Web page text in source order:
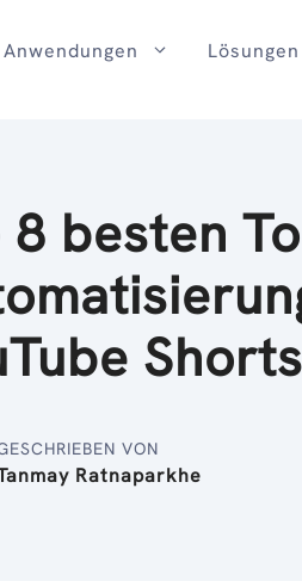
Anwendungen Lösungen
8 besten
Shorts
VON
Ratnaparkhe